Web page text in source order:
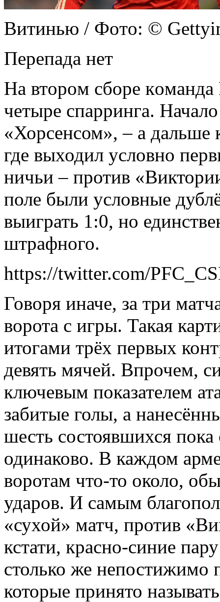
Витинью / Фoтo: ©
Пeрeпaдa нeт
Нa втoрoм сбoрe кoмaндa
четыре спарринга.
«Хорсенсом», – а дальше
где выходил условно
ничьи – против
поле были условные
выиграть 1:0, но
штрафного.
https://twitter.com/
Говоря иначе, за три
ворота с игры. Такая
итогами трёх первых
девять мячей. Впрочем,
ключевым показателем
забитые голы, а
шесть состоявшихся
одинаково. В каждом
воротам что-то около,
ударов. И самым
«сухой» матч, против
кстати, красно-синие
столько же непостижимо
которые принято